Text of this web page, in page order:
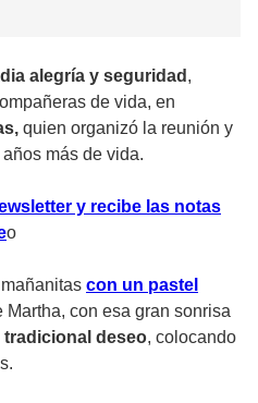
alegría y seguridad ,
de vida, en
quien organizó la reunión y
más de vida.
y recibe las notas
o
con un pastel
Martha, con esa gran sonrisa
tradicional deseo, colocando